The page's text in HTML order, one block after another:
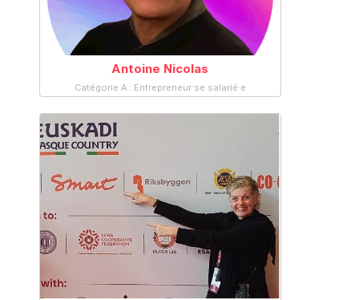
Antoine Nicolas
Catégorie A : Entrepreneur·se salarié·e